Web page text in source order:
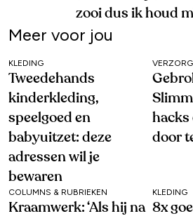
zooi dus ik houd
Meer voor jou
KLEDING
Tweedehands
kinderkleding,
speelgoed en
babyuitzet: deze
adressen wil je
bewaren
hacks
door
COLUMNS & RUBRIEKEN
Kraamwerk: ‘Als hij na
KLEDING
8x